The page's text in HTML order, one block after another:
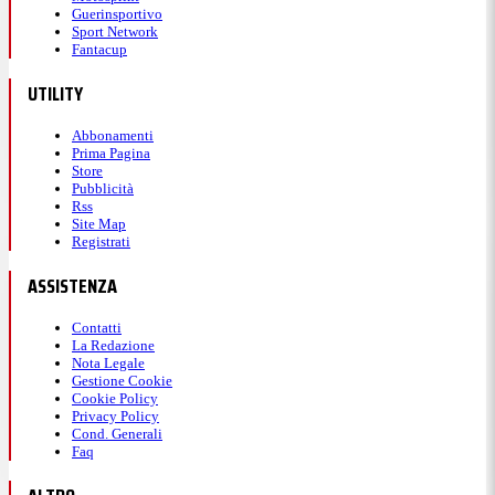
Guerinsportivo
Sport Network
Fantacup
UTILITY
Abbonamenti
Prima Pagina
Store
Pubblicità
Rss
Site Map
Registrati
ASSISTENZA
Contatti
La Redazione
Nota Legale
Gestione Cookie
Cookie Policy
Privacy Policy
Cond. Generali
Faq